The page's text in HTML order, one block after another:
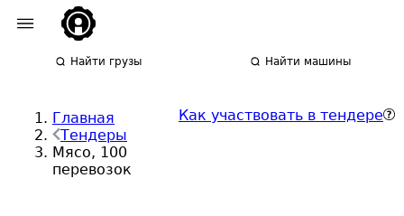
Найти грузы Найти машины
Главная
Тендеры
Мясо, 100
перевозок
Как участвовать в тендере